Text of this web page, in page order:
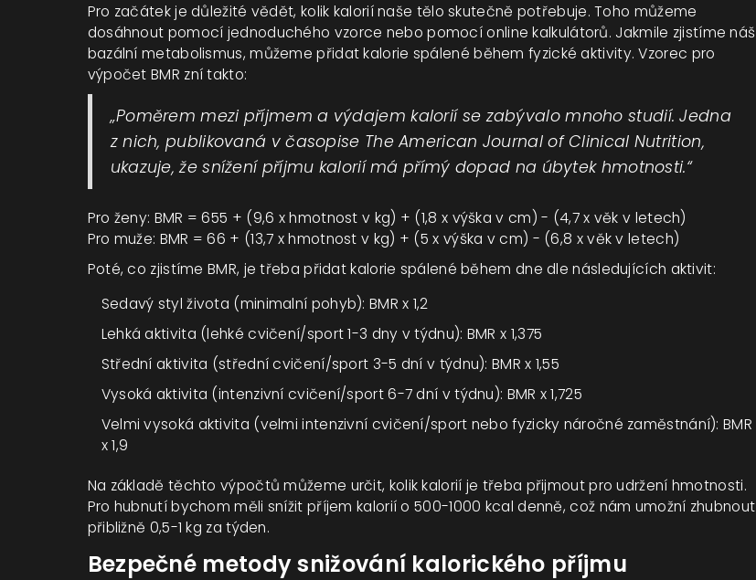
Pro začátek je důležité vědět, kolik kalorií naše tělo skutečně potřebuje. Toho můžeme
dosáhnout pomocí jednoduchého vzorce nebo pomocí online kalkulátorů. Jakmile zjistíme náš
bazální metabolismus, můžeme přidat kalorie spálené během fyzické aktivity. Vzorec pro
výpočet BMR zní takto:
„Poměrem mezi příjmem a výdajem kalorií se zabývalo mnoho studií. Jedna
z nich, publikovaná v časopise The American Journal of Clinical Nutrition,
ukazuje, že snížení příjmu kalorií má přímý dopad na úbytek hmotnosti.“
Pro ženy: BMR = 655 + (9,6 x hmotnost v kg) + (1,8 x výška v cm) - (4,7 x věk v letech)
Pro muže: BMR = 66 + (13,7 x hmotnost v kg) + (5 x výška v cm) - (6,8 x věk v letech)
Poté, co zjistíme BMR, je třeba přidat kalorie spálené během dne dle následujících aktivit:
Sedavý styl života (minimalní pohyb): BMR x 1,2
Lehká aktivita (lehké cvičení/sport 1-3 dny v týdnu): BMR x 1,375
Střední aktivita (střední cvičení/sport 3-5 dní v týdnu): BMR x 1,55
Vysoká aktivita (intenzivní cvičení/sport 6-7 dní v týdnu): BMR x 1,725
Velmi vysoká aktivita (velmi intenzivní cvičení/sport nebo fyzicky náročné zaměstnání): BMR
x 1,9
Na základě těchto výpočtů můžeme určit, kolik kalorií je třeba přijmout pro udržení hmotnosti.
Pro hubnutí bychom měli snížit příjem kalorií o 500-1000 kcal denně, což nám umožní zhubnout
přibližně 0,5-1 kg za týden.
Bezpečné metody snižování kalorického příjmu